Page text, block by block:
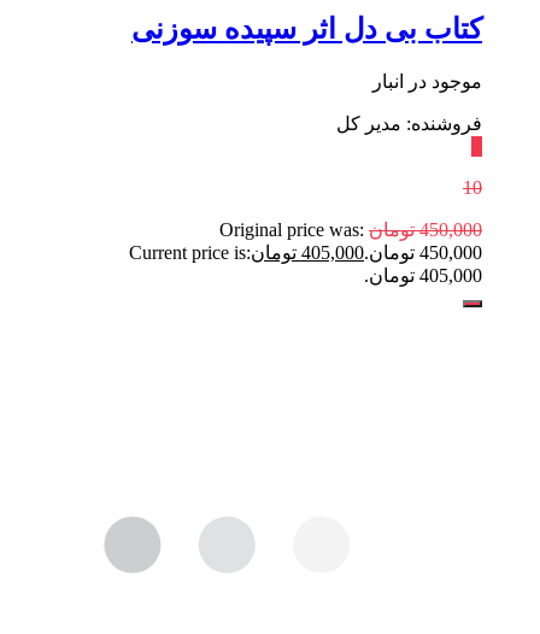
کتاب بی دل اثر سپیده سوزنی
موجود در انبار
فروشنده: مدیر کل
10
450,000 تومان Original price was:
450,000 تومان.
405,000 تومانCurrent price is:
405,000 تومان.